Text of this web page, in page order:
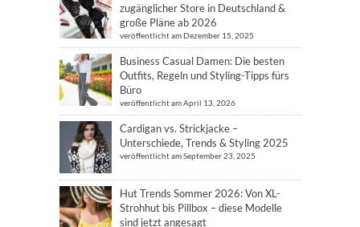
zugänglicher Store in Deutschland &
große Pläne ab 2026
veröffentlicht am Dezember 15, 2025
Business Casual Damen: Die besten
Outfits, Regeln und Styling-Tipps fürs
Büro
veröffentlicht am April 13, 2026
Cardigan vs. Strickjacke –
Unterschiede, Trends & Styling 2025
veröffentlicht am September 23, 2025
Hut Trends Sommer 2026: Von XL-
Strohhut bis Pillbox – diese Modelle
sind jetzt angesagt